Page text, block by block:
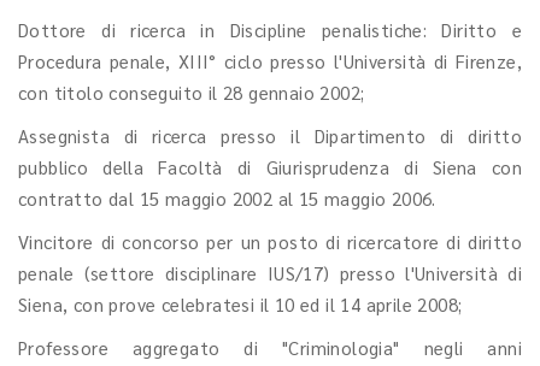
Dottore di ricerca in Discipline penalistiche: Diritto e
Procedura penale, XIII° ciclo presso l'Università di Firenze,
con titolo conseguito il 28 gennaio 2002;
Assegnista di ricerca presso il Dipartimento di diritto
pubblico della Facoltà di Giurisprudenza di Siena con
contratto dal 15 maggio 2002 al 15 maggio 2006.
Vincitore di concorso per un posto di ricercatore di diritto
penale (settore disciplinare IUS/17) presso l'Università di
Siena, con prove celebratesi il 10 ed il 14 aprile 2008;
Professore aggregato di "Criminologia" negli anni